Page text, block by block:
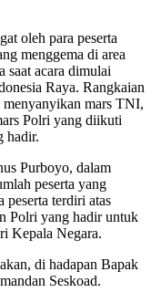
oleh para peserta
menggema di area
saat acara dimulai
Raya. Rangkaian
mars TNI,
Polri yang diikuti
hadir.
Purboyo, dalam
peserta yang
peserta terdiri atas
Polri yang hadir untuk
Kepala Negara.
di hadapan Bapak
Seskoad.